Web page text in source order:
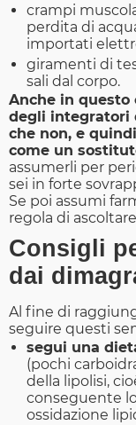
crampi
perdita di
importati
giramenti di
sali dal corpo.
Anche in questo
degli integratori
che non, e
come un
assumerli per
sei in forte
Se poi assumi
regola di
Consigli
dai
Al fine di
seguire questi
segui una
(pochi
della lipolisi,
conseguente
ossidazione